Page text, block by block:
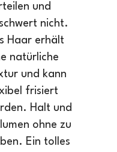
und
nicht.
Haar erhält
natürliche
und kann
frisiert
Halt und
ohne zu
Ein tolles